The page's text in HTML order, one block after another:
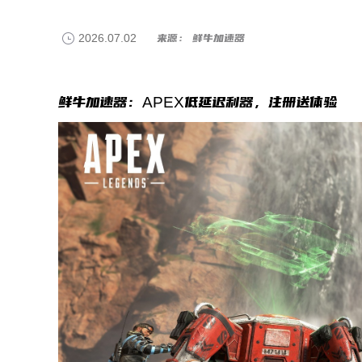
2026.07.02 来源： 鲜牛加速器
鲜牛加速器：APEX低延迟利器，注册送体验